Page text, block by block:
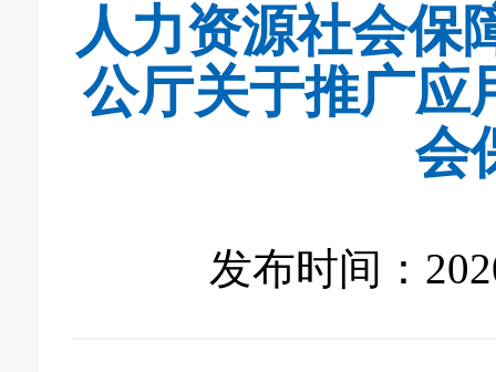
人力资源社会保
公厅关于推广应
会
发布时间：